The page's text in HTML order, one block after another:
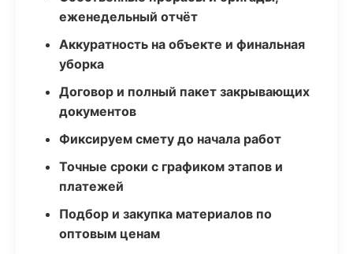
еженедельный отчёт
Аккуратность на объекте и финальная
уборка
Договор и полный пакет закрывающих
документов
Фиксируем смету до начала работ
Точные сроки с графиком этапов и
платежей
Подбор и закупка материалов по
оптовым ценам